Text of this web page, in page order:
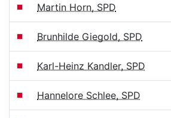
Martin Horn, SPD
Brunhilde Giegold, SPD
Karl-Heinz Kandler, SPD
Hannelore Schlee, SPD